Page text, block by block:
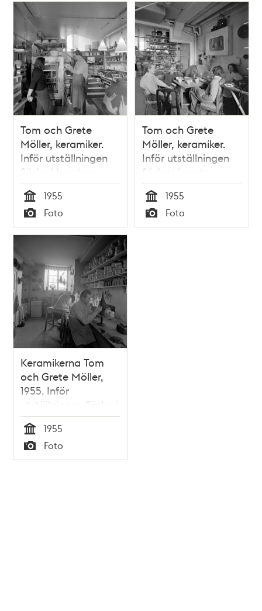
Tom och Grete
Möller, keramiker.
Inför utställningen
Söder i konsten
Tid
1955
Typ
Foto
Tom och Grete
Möller, keramiker.
Inför utställningen
Söder i konsten
Tid
1955
Typ
Foto
Keramikerna Tom
och Grete Möller,
1955. Inför
utställningen Söder i
konsten
Tid
1955
Typ
Foto